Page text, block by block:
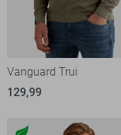
Vanguard Trui
129,99